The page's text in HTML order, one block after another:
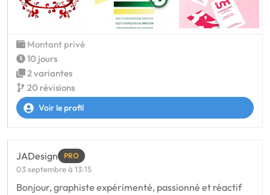
Montant privé
10 jours
2 variantes
20 révisions
Voir le profil
JADesign PRO
03 septembre à 13:15
Bonjour, graphiste expérimenté, passionné et réactif